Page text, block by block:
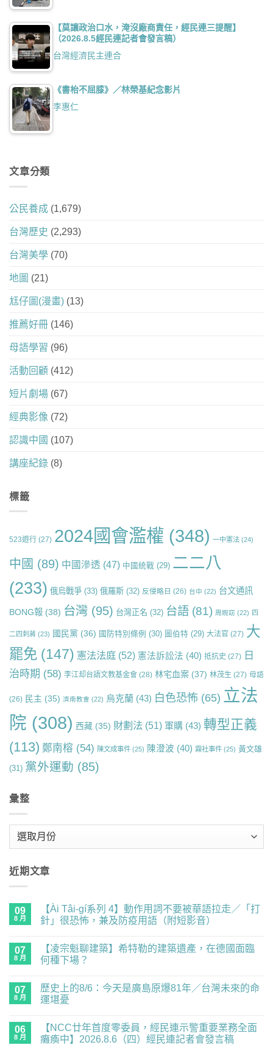
【莫讓政治口水，淹沒廠商責任，經民連三提醒】
（2026.8.5經民連記者會發言稿）
台灣經濟民主連合
《書枱不屈膝》／林榮基紀念影片
李惠仁
文章分類
公民養成 (1,679)
台灣歷史 (2,293)
台灣美學 (70)
地圖 (21)
尪仔圖(漫畫) (13)
推薦好冊 (146)
母語學習 (96)
活動回顧 (412)
短片劇場 (67)
經典影像 (72)
認識中國 (107)
講座紀錄 (8)
標籤
523遊行 (27) 2024國會濫權 (348) 一中憲法 (24)
中國 (89) 中國滲透 (47) 中國統戰 (29) 二二八
(233) 俄烏戰爭 (33) 俄羅斯 (32) 反侵略日 (26) 台中 (22) 台文通訊
BONG報 (38) 台灣 (95) 台灣正名 (32) 台語 (81) 周婉窈 (22) 四
二四刺蔣 (23) 國民黨 (36) 國防特別條例 (30) 圖伯特 (29) 大法官 (27) 大
罷免 (147) 憲法法庭 (52) 憲法訴訟法 (40) 抵抗史 (27) 日
治時期 (58) 李江却台語文教基金會 (28) 林宅血案 (37) 林茂生 (27) 母語
(26) 民主 (35) 濟南教會 (22) 烏克蘭 (43) 白色恐怖 (65) 立法
院 (308) 西藏 (35) 財劃法 (51) 軍購 (43) 轉型正義
(113) 鄭南榕 (54) 陳文成事件 (25) 陳澄波 (40) 霧社事件 (25) 黃文雄
(31) 黨外運動 (85)
彙整
近期文章
09
8 月
【Ài Tâi-gí系列 4】動作用詞不要被華語拉走／「打
針」很恐怖，兼及防疫用語（附短影音）
Tâi-
gí
系
動
作
用
被
華
言
07
8 月
【凌宗魁聊建築】希特勒的建築遺產，在德國面臨
何種下場？
宗
魁
聊
特
勒
留
言
07
8 月
歷史上的8/6：今天是廣島原爆81年／台灣未來的命
運堪憂
上
的
言
06
8 月
【NCC廿年首度零委員，經民連示警重要業務全面
癱瘓中】2026.8.6（四）經民連記者會發言稿